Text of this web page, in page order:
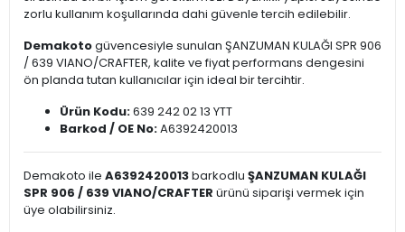
zorlu kullanım koşullarında dahi güvenle tercih edilebilir.
Demakotogüvencesiyle sunulan ŞANZUMAN KULAĞI SPR 906
/ 639 VIANO/CRAFTER, kalite ve fiyat performans dengesini
ön planda tutan kullanıcılar için ideal bir tercihtir.
Ürün Kodu:639 242 02 13 YTT
Barkod / OE No:A6392420013
Demakoto ile A6392420013barkodlu ŞANZUMAN KULAĞI
SPR 906 / 639 VIANO/CRAFTER ürünü siparişi vermek için
üye olabilirsiniz.